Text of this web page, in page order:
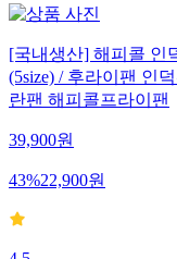
[국내생산] 해피콜 인
(5size) / 후라이팬 인
란팬 해피콜프라이팬
39,900원
43%22,900원